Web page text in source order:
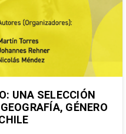
UNA SELECCIÓN
GÉNERO